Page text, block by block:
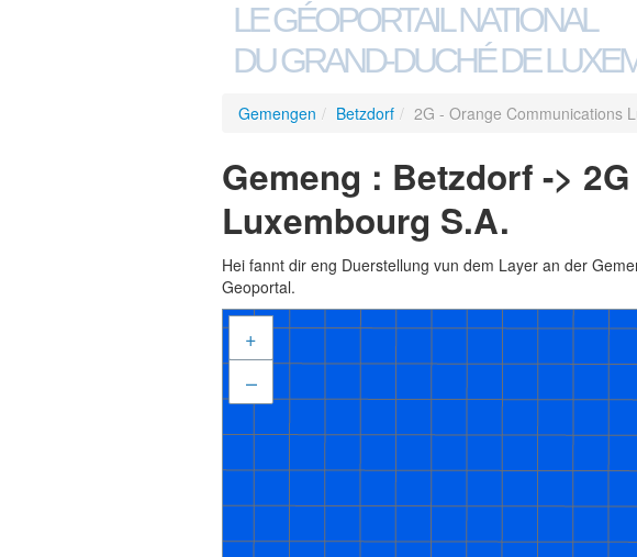
LE GÉOPORTAIL NATIONAL
DU GRAND-DUCHÉ DE
Gemengen / Betzdorf / 2G - Orange Communications
Gemeng : Betzdorf ->
Luxembourg S.A.
Hei fannt dir eng Duerstellung vun dem Layer an der
Geoportal.
+
–